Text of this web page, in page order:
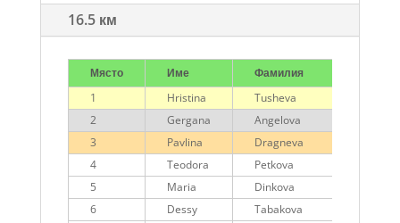
16.5 км
Място Име Фамилия
1
Hristina
Tusheva
2
Gergana
Angelova
3
Pavlina
Dragneva
4
Teodora
Petkova
5
Maria
Dinkova
6
Dessy
Tabakova